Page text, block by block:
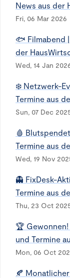
News aus der
Fri, 06 Mar 2026
🐟 Filmabend
der
Wed, 14 Jan
❄️ Netzwerk-
Termine aus
Sun, 07 Dec
🩸
Termine aus
Wed, 19 Nov
👻 FixDesk-
Termine aus
Thu, 23 Oct
🏆
und Termine
Mon, 06 Oct
🍂